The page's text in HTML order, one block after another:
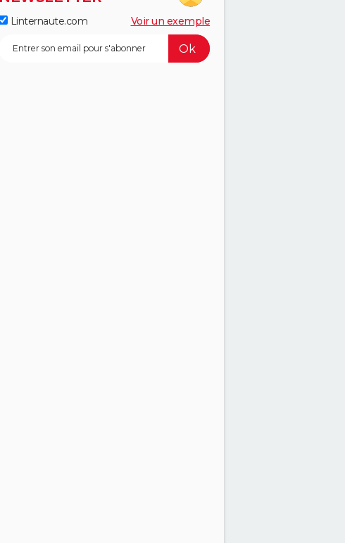
Linternaute.com Voir un exemple